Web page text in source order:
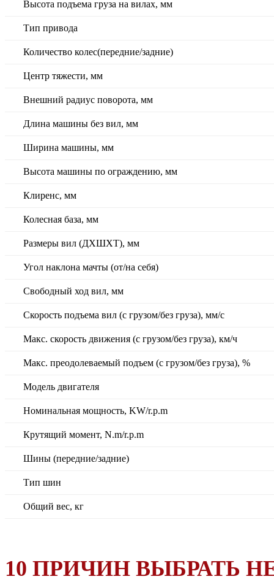
Высота подъема груза на вилах, мм
Тип привода
Количество колес(передние/задние)
Центр тяжести, мм
Внешний радиус поворота, мм
Длина машины без вил, мм
Ширина машины, мм
Высота машины по ограждению, мм
Клиренс, мм
Колесная база, мм
Размеры вил (ДXШXТ), мм
Угол наклона мачты (от/на себя)
Свободный ход вил, мм
Скорость подъема вил (с грузом/без груза), мм/с
Макс. скорость движения (с грузом/без груза), км/ч
Макс. преодолеваемый подъем (с грузом/без груза), %
Модель двигателя
Номинальная мощность, KW/r.p.m
Крутящий момент, N.m/r.p.m
Шины (передние/задние)
Тип шин
Общий вес, кг
10 ПРИЧИН ВЫБРАТЬ